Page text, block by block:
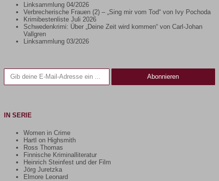
Linksammlung 04/2026
Verbrecherische Frauen (2) – „Sing mir vom Tod“ von Ivy Pochoda
Krimibestenliste Juli 2026
Schwedenkrimi: Über „Deine Zeit wird kommen“ von Carl-Johan
Vallgren
Linksammlung 03/2026
Gib deine E-Mail-Adresse ein ...
Abonnieren
IN SERIE
Women in Crime
Hartl on Highsmith
Ross Thomas
Finnische Kriminalliteratur
Heinrich Steinfest und der Film
Jörg Juretzka
Elmore Leonard